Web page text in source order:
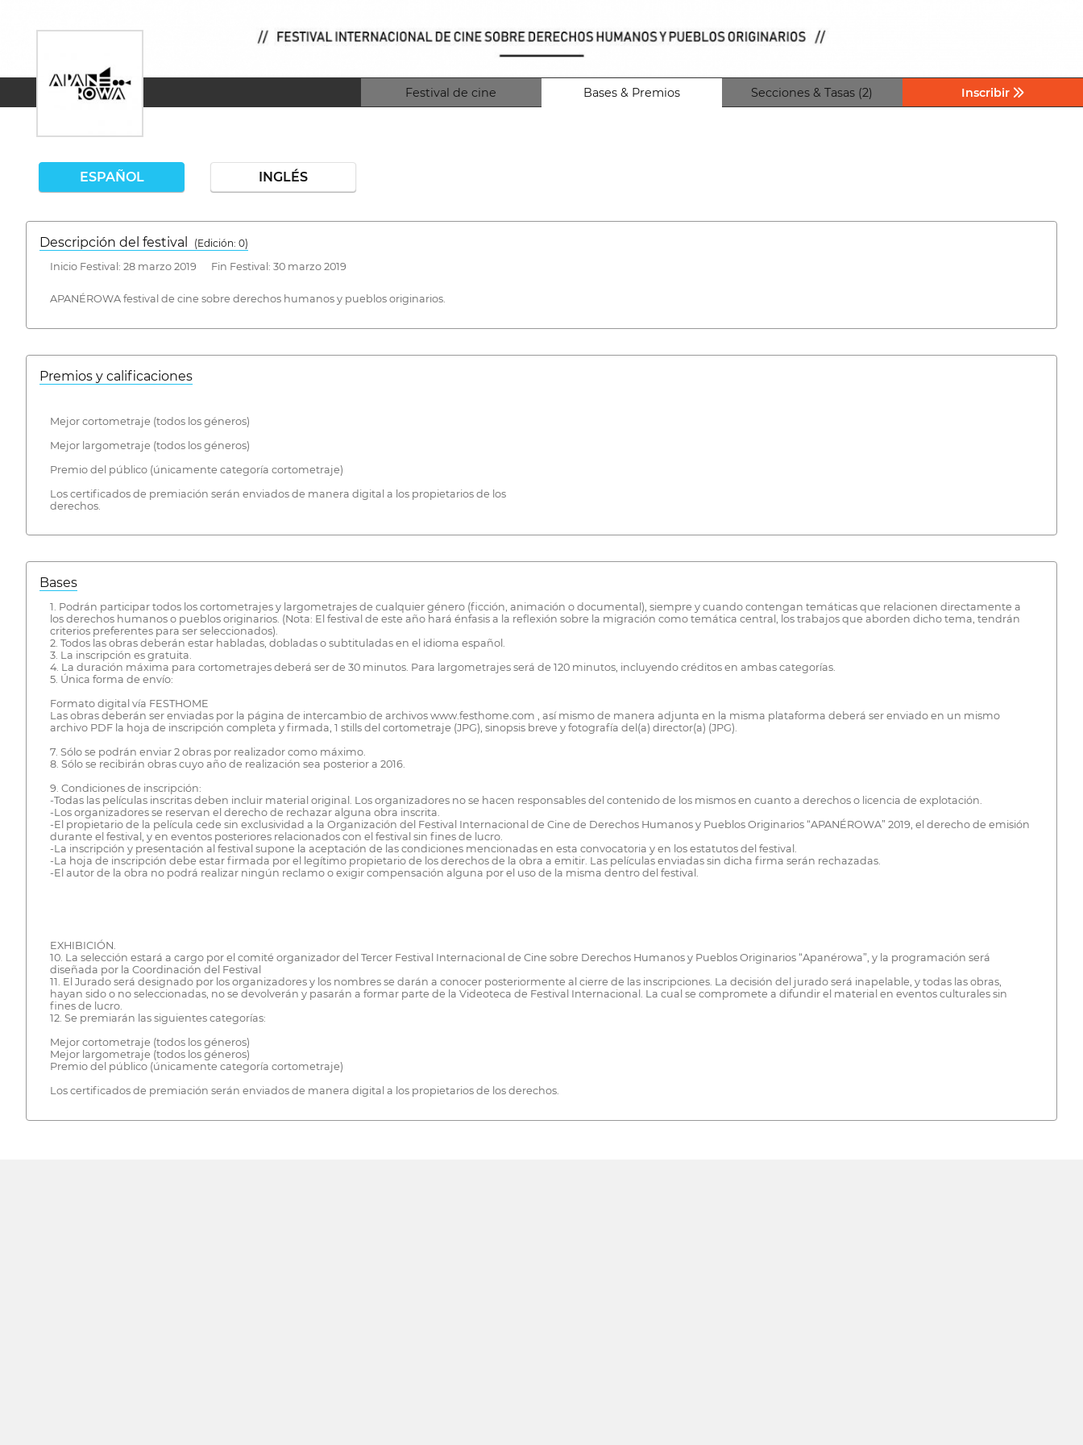
Festival de cine Bases & Premios Secciones & Tasas (2) Inscribir
ESPAÑOL INGLÉS
Descripción del festival
( Edición: 0)
Inicio Festival: 28 marzo 2019 Fin Festival: 30 marzo 2019
APANÉROWA festival de cine sobre derechos humanos y pueblos originarios.
Premios y calificaciones
Mejor cortometraje (todos los géneros)
Mejor largometraje (todos los géneros)
Premio del público (únicamente categoría cortometraje)
Los certificados de premiación serán enviados de manera digital a los propietarios de los
derechos.
Bases
1. Podrán participar todos los cortometrajes y largometrajes de cualquier género (ficción, animación o documental), siempre y cuando contengan temáticas que relacionen directamente a
los derechos humanos o pueblos originarios. (Nota: El festival de este año hará énfasis a la reflexión sobre la migración como temática central, los trabajos que aborden dicho tema, tendrán
criterios preferentes para ser seleccionados).
2. Todos las obras deberán estar habladas, dobladas o subtituladas en el idioma español.
3. La inscripción es gratuita.
4. La duración máxima para cortometrajes deberá ser de 30 minutos. Para largometrajes será de 120 minutos, incluyendo créditos en ambas categorías.
5. Única forma de envío:
Formato digital vía FESTHOME
Las obras deberán ser enviadas por la página de intercambio de archivos www.festhome.com , así mismo de manera adjunta en la misma plataforma deberá ser enviado en un mismo
archivo PDF la hoja de inscripción completa y firmada, 1 stills del cortometraje (JPG), sinopsis breve y fotografía del(a) director(a) (JPG).
7. Sólo se podrán enviar 2 obras por realizador como máximo.
8. Sólo se recibirán obras cuyo año de realización sea posterior a 2016.
9. Condiciones de inscripción:
-Todas las películas inscritas deben incluir material original. Los organizadores no se hacen responsables del contenido de los mismos en cuanto a derechos o licencia de explotación.
-Los organizadores se reservan el derecho de rechazar alguna obra inscrita.
-El propietario de la película cede sin exclusividad a la Organización del Festival Internacional de Cine de Derechos Humanos y Pueblos Originarios “APANÉROWA” 2019, el derecho de emisión
durante el festival, y en eventos posteriores relacionados con el festival sin fines de lucro.
-La inscripción y presentación al festival supone la aceptación de las condiciones mencionadas en esta convocatoria y en los estatutos del festival.
-La hoja de inscripción debe estar firmada por el legítimo propietario de los derechos de la obra a emitir. Las películas enviadas sin dicha firma serán rechazadas.
-El autor de la obra no podrá realizar ningún reclamo o exigir compensación alguna por el uso de la misma dentro del festival.
EXHIBICIÓN.
10. La selección estará a cargo por el comité organizador del Tercer Festival Internacional de Cine sobre Derechos Humanos y Pueblos Originarios “Apanérowa”, y la programación será
diseñada por la Coordinación del Festival
11. El Jurado será designado por los organizadores y los nombres se darán a conocer posteriormente al cierre de las inscripciones. La decisión del jurado será inapelable, y todas las obras,
hayan sido o no seleccionadas, no se devolverán y pasarán a formar parte de la Videoteca de Festival Internacional. La cual se compromete a difundir el material en eventos culturales sin
fines de lucro.
12. Se premiarán las siguientes categorías:
Mejor cortometraje (todos los géneros)
Mejor largometraje (todos los géneros)
Premio del público (únicamente categoría cortometraje)
Los certificados de premiación serán enviados de manera digital a los propietarios de los derechos.